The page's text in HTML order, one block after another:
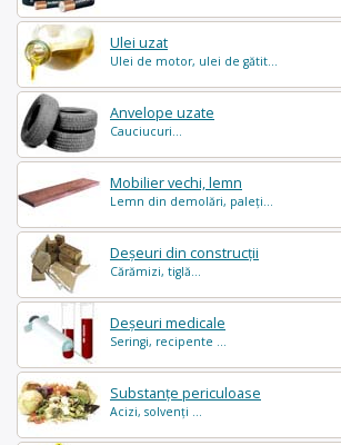
Ulei uzat
Ulei de motor, ulei de gătit...
Anvelope uzate
Cauciucuri...
Mobilier vechi, lemn
Lemn din demolări, paleți...
Deșeuri din construcții
Cărămizi, tiglă...
Deșeuri medicale
Seringi, recipente ...
Substanțe periculoase
Acizi, solvenți ...